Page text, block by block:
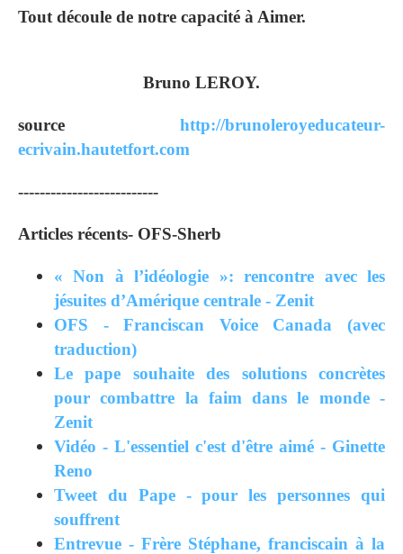
Tout découle de notre capacité à Aimer.
Bruno LEROY.
source http://brunoleroyeducateur-
ecrivain.hautetfort.com
--------------------------
Articles récents- OFS-Sherb
« Non à l’idéologie »: rencontre avec les
jésuites d’Amérique centrale - Zenit
OFS - Franciscan Voice Canada (avec
traduction)
Le pape souhaite des solutions concrètes
pour combattre la faim dans le monde -
Zenit
Vidéo - L'essentiel c'est d'être aimé - Ginette
Reno
Tweet du Pape - pour les personnes qui
souffrent
Entrevue - Frère Stéphane, franciscain à la